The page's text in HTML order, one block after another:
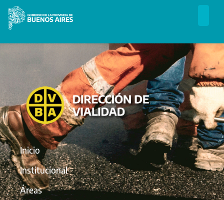
Inicio
Institucional
Áreas